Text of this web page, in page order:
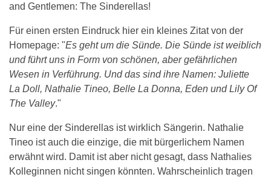
and Gentlemen: The Sinderellas!
Für einen ersten Eindruck hier ein kleines Zitat von der
Homepage: "Es geht um die Sünde. Die Sünde ist weiblich
und führt uns in Form von schönen, aber gefährlichen
Wesen in Verführung. Und das sind ihre Namen: Juliette
La Doll, Nathalie Tineo, Belle La Donna, Eden und Lily Of
The Valley."
Nur eine der Sinderellas ist wirklich Sängerin. Nathalie
Tineo ist auch die einzige, die mit bürgerlichem Namen
erwähnt wird. Damit ist aber nicht gesagt, dass Nathalies
Kolleginnen nicht singen könnten. Wahrscheinlich tragen